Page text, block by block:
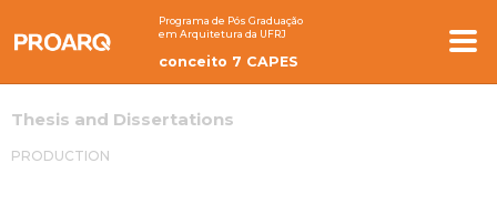
Programa de Pós Graduação
em Arquitetura da UFRJ
conceito 7 CAPES
Thesis and Dissertations
PRODUCTION